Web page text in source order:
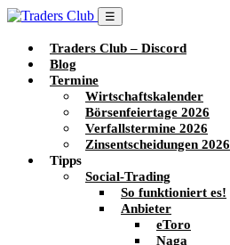
☰
Traders Club – Discord
Blog
Termine
Wirtschaftskalender
Börsenfeiertage 2026
Verfallstermine 2026
Zinsentscheidungen 2026
Tipps
Social-Trading
So funktioniert es!
Anbieter
eToro
Naga